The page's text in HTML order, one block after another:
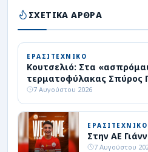
ΣΧΕΤΙΚΑ ΑΡΘΡΑ
ΕΡΑΣΙΤΕΧΝΙΚΟ
Κουτσελιό: Στα
τερματοφύλακας Σπύρος
7 Αυγούστου 2026
ΕΡΑΣΙΤΕΧΝΙΚΟ
Στην ΑΕ
7 Αυγούστου